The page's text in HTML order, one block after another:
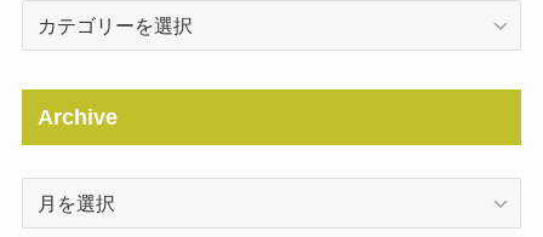
Categories
Archive
Archive